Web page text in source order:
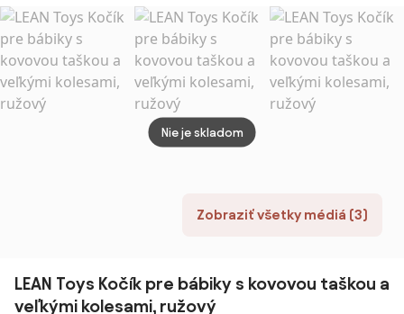
Zobraziť všetky médiá (3)
Nie je skladom
LEAN Toys Kočík pre bábiky s kovovou taškou a
veľkými kolesami, ružový